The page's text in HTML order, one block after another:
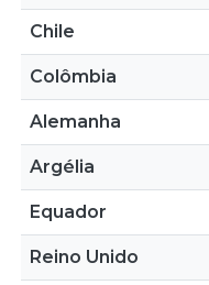
Chile
Colômbia
Alemanha
Argélia
Equador
Reino Unido